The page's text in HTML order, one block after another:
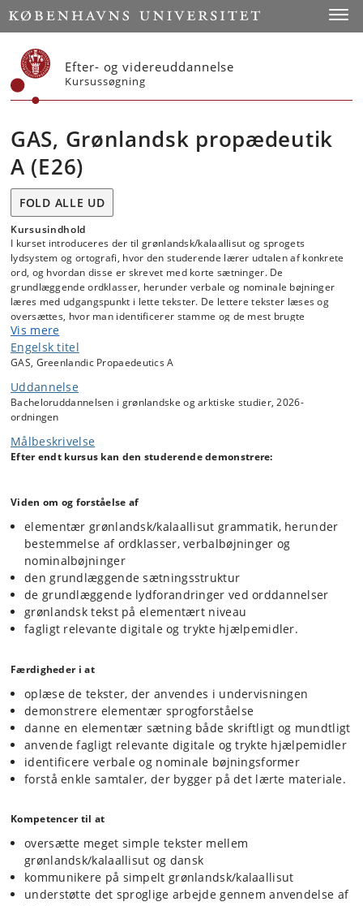
Start
Efter- og videreuddannelse
Kursussøgning
GAS, Grønlandsk propædeutik
A (E26)
FOLD ALLE UD
Kursusindhold
I kurset introduceres der til grønlandsk/kalaallisut og sprogets
lydsystem og ortografi, hvor den studerende lærer udtalen af konkrete
ord, og hvordan disse er skrevet med korte sætninger. De
grundlæggende ordklasser, herunder verbale og nominale bøjninger
læres med udgangspunkt i lette tekster. De lettere tekster læses og
oversættes, hvor man identificerer stamme og de mest brugte
tilhæng. Kurset introducerer til og træner studerende i elementær
samtale på grønlandsk/kalaallisut. Samtidigt introduceres til
tilgængelige digitale og trykte hjælpemidler, som den studerende kan
Vis mere
Engelsk titel
GAS, Greenlandic Propaedeutics A
Uddannelse
Bacheloruddannelsen i grønlandske og arktiske studier, 2026-
ordningen
Målbeskrivelse
Efter endt kursus kan den studerende demonstrere:
Viden om og forståelse af
elementær grønlandsk/kalaallisut grammatik, herunder
bestemmelse af ordklasser, verbalbøjninger og
nominalbøjninger
den grundlæggende sætningsstruktur
de grundlæggende lydforandringer ved orddannelser
grønlandsk tekst på elementært niveau
fagligt relevante digitale og trykte hjælpemidler.
Færdigheder i at
oplæse de tekster, der anvendes i undervisningen
demonstrere elementær sprogforståelse
danne en elementær sætning både skriftligt og mundtligt
anvende fagligt relevante digitale og trykte hjælpemidler
identificere verbale og nominale bøjningsformer
forstå enkle samtaler, der bygger på det lærte materiale.
Kompetencer til at
oversætte meget simple tekster mellem
grønlandsk/kalaallisut og dansk
kommunikere på simpelt grønlandsk/kalaallisut
understøtte det sproglige arbejde gennem anvendelse af